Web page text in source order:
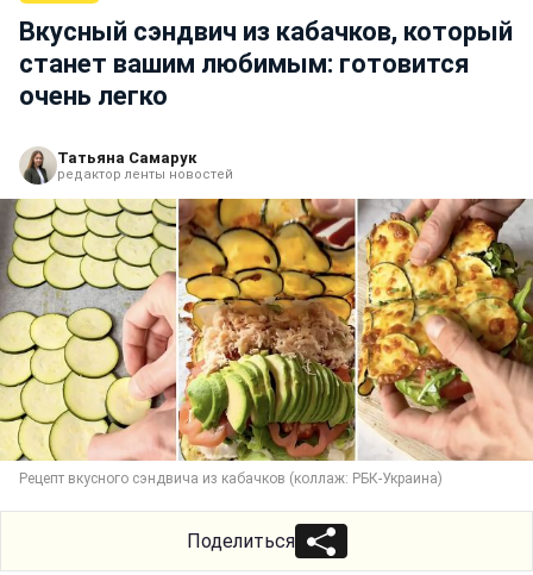
Вкусный сэндвич из кабачков, который
станет вашим любимым: готовится
очень легко
Татьяна Самарук
редактор ленты новостей
Рецепт вкусного сэндвича из кабачков (коллаж: РБК-Украина)
Поделиться